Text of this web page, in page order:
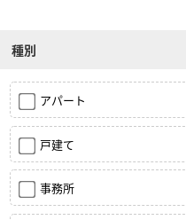
種別
アパート
戸建て
事務所